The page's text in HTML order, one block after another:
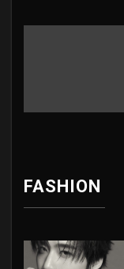
FASHION